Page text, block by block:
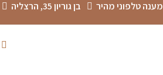
מענה טלפוני מהיר בן גוריון 35, הרצליה